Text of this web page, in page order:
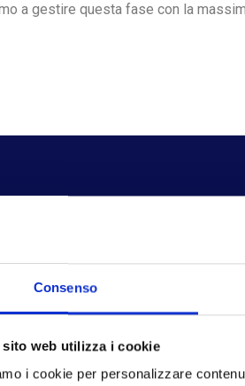
Consenso
sito web utilizza i cookie
i cookie per personalizzare
a gestire questa fase con la
PRENOTA UN RITIRO